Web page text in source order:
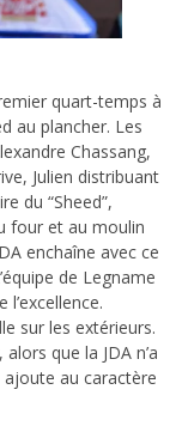
quart-temps à
au plancher. Les
Chassang,
Julien distribuant
du “Sheed”,
four et au moulin
enchaîne avec ce
de Legname
sur les extérieurs.
que la JDA n’a
ajoute au caractère